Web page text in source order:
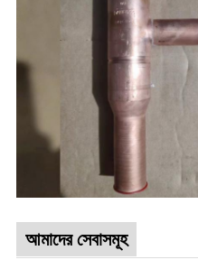
আমাদের সেবাসমূহ